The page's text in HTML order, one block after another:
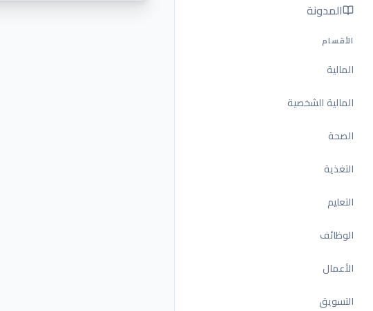
المدونة
الأقسام
المالية
المالية الشخصية
الصحة
التغذية
التعليم
الوظائف
الأعمال
التسويق